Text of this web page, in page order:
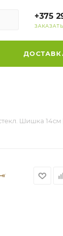
+375
Шишка 14см